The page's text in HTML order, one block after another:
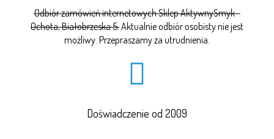
Odbiór zamówień internetowych Sklep AktywnySmyk -
Ochota, Białobrzeska 5.Aktualnie odbiór osobisty nie jest
możliwy. Przepraszamy za utrudnienia.
Doświadczenie od 2009